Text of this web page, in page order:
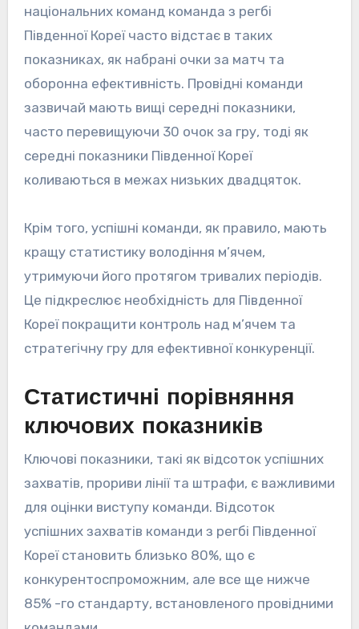
національних команд команда з регбі
Південної Кореї часто відстає в таких
показниках, як набрані очки за матч та
оборонна ефективність. Провідні команди
зазвичай мають вищі середні показники,
часто перевищуючи 30 очок за гру, тоді як
середні показники Південної Кореї
коливаються в межах низьких двадцяток.
Крім того, успішні команди, як правило, мають
кращу статистику володіння м’ячем,
утримуючи його протягом тривалих періодів.
Це підкреслює необхідність для Південної
Кореї покращити контроль над м’ячем та
стратегічну гру для ефективної конкуренції.
Статистичні порівняння
ключових показників
Ключові показники, такі як відсоток успішних
захватів, прориви лінії та штрафи, є важливими
для оцінки виступу команди. Відсоток
успішних захватів команди з регбі Південної
Кореї становить близько 80%, що є
конкурентоспроможним, але все ще нижче
85% -го стандарту, встановленого провідними